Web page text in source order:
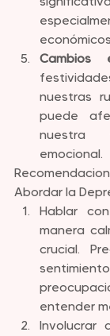
nuestras
puede
nuestra
emocional.
Abordar la
Hablar
manera
crucial.
entender
Involucrar